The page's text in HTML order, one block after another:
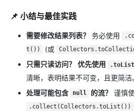
📌 小结与最佳实践
需要修改结果列表？ 务必使用
t())
(或
只需只读访问？
优先使用
清晰，表明结果不可变，且更简洁
处理可能包含 null 的流？ 谨慎
.collect(Collectors.toList())